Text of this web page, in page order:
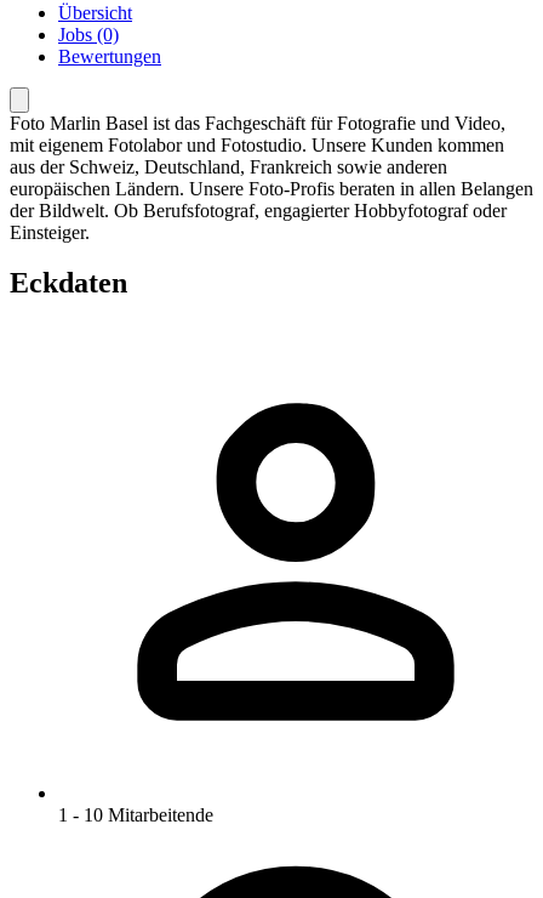
Übersicht
Jobs (0)
Bewertungen
Foto Marlin Basel ist das Fachgeschäft für Fotografie und Video,
mit eigenem Fotolabor und Fotostudio. Unsere Kunden kommen
aus der Schweiz, Deutschland, Frankreich sowie anderen
europäischen Ländern. Unsere Foto-Profis beraten in allen Belangen
der Bildwelt. Ob Berufsfotograf, engagierter Hobbyfotograf oder
Einsteiger.
Eckdaten
1 - 10 Mitarbeitende